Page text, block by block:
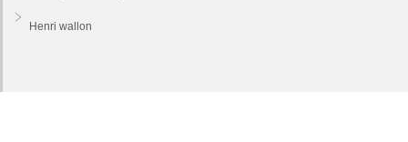
Henri wallon